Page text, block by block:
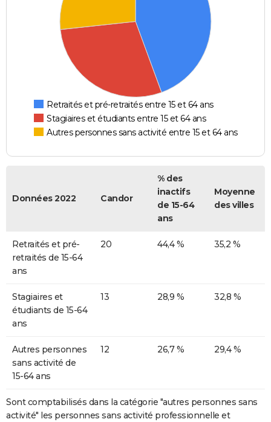
Retraités et pré-retraités entre 15 et 64 ans
Stagiaires et étudiants entre 15 et 64 ans
Autres personnes sans activité entre 15 et 64 ans
Données 2022 Candor
% des
inactifs
de 15-64
ans
Moyenne
des villes
Retraités et pré-
retraités de 15-64
ans
20 44,4 % 35,2 %
Stagiaires et
étudiants de 15-64
ans
13 28,9 % 32,8 %
Autres personnes
sans activité de
15-64 ans
12 26,7 % 29,4 %
Sont comptabilisés dans la catégorie "autres personnes sans
activité" les personnes sans activité professionnelle et